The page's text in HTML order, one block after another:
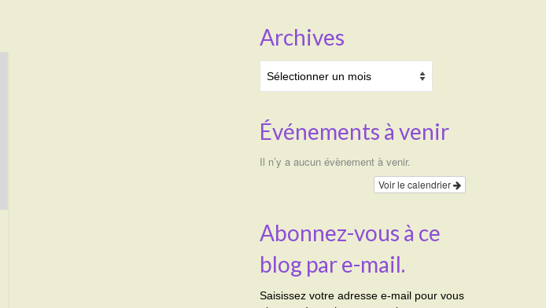
Archives
Événements à venir
Il n’y a aucun évènement à venir.
Voir le calendrier
Abonnez-vous à ce
blog par e-mail.
Saisissez votre adresse e-mail pour vous